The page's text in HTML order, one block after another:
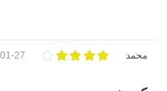
محمد 27